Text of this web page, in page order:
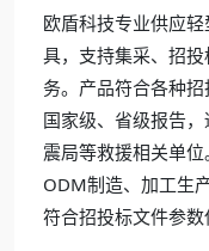
欧盾科技专业供应
具，支持集采、招
务。产品符合各种招
国家级、省级报告
震局等救援相关单
ODM制造、加工生
符合招投标文件参数